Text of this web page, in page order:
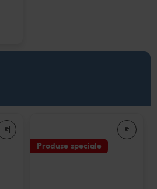
Produse speciale